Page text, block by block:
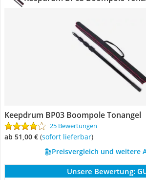
Keepdrum BP03 Boompole Tonangel
25 Bewertungen
ab 51,00 € ( Sofort lieferbar)
Preisvergleich und weitere
Unsere Bewertung: